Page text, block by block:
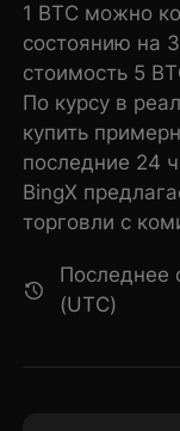
1 BTC можно
состоянию на
стоимость 5
По курсу в
купить
последние 24
BingX
торговли с
Последнее
(UTC)